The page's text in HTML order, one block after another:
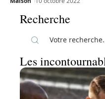
Recherche
Les